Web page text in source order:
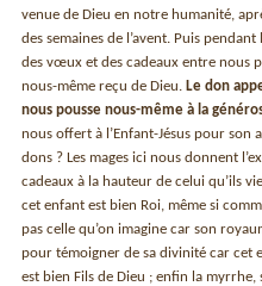
venue de Dieu en notre humanité,
des semaines de l’avent. Puis
des vœux et des cadeaux entre nous
nous-même reçu de Dieu.
Le don
nous pousse nous-même à la
nous offert à l’Enfant-Jésus pour son
dons ? Les mages ici nous donnent
cadeaux à la hauteur de celui qu’ils
cet enfant est bien Roi, même si
pas celle qu’on imagine car son
pour témoigner de sa divinité car cet
est bien Fils de Dieu ; enfin la myrrhe,